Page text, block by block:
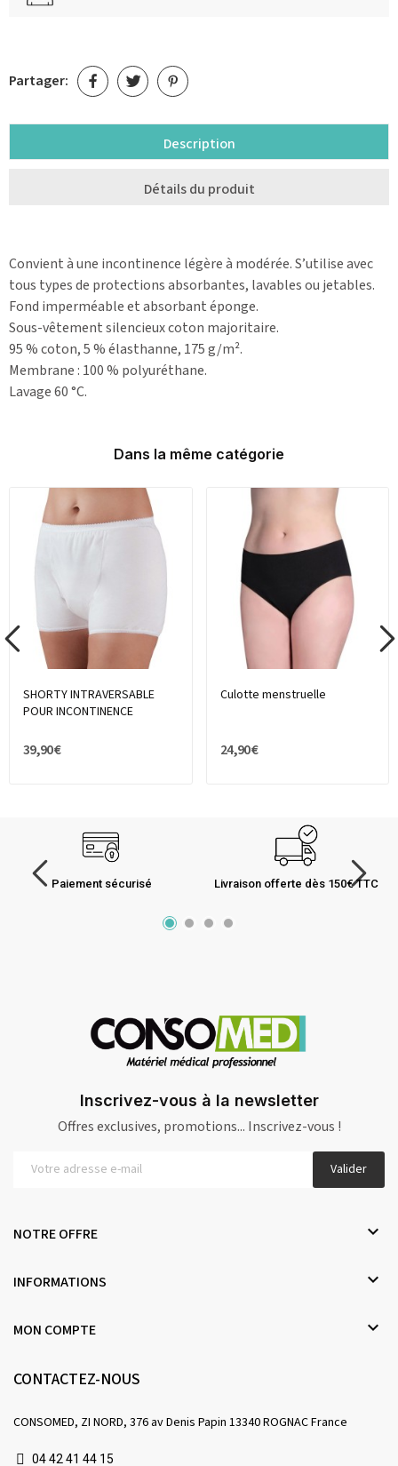
Partager:
Description
Détails du produit
Convient à une incontinence légère à modérée. S’utilise avec
tous types de protections absorbantes, lavables ou jetables.
Fond imperméable et absorbant éponge.
Sous-vêtement silencieux coton majoritaire.
95 % coton, 5 % élasthanne, 175 g/m².
Membrane : 100 % polyuréthane.
Lavage 60 °C.
Dans la même catégorie
SHORTY INTRAVERSABLE
POUR INCONTINENCE
39,90 €
Culotte menstruelle
24,90 €
Paiement sécurisé Livraison offerte dès 150€ TTC
Inscrivez-vous à la newsletter
Offres exclusives, promotions... Inscrivez-vous !
Valider
NOTRE OFFRE 
INFORMATIONS 
MON COMPTE 
CONTACTEZ-NOUS
CONSOMED, ZI NORD, 376 av Denis Papin 13340 ROGNAC France
04 42 41 44 15